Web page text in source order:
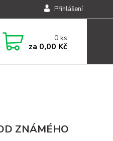
Přihlášení
0ks
za 0,00 Kč
ZNÁMÉHO